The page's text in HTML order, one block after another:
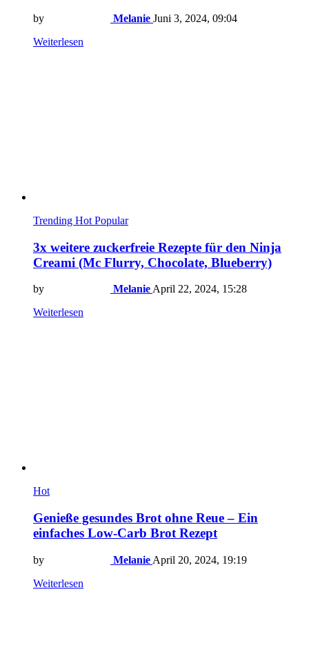
by Melanie Juni 3, 2024, 09:04
Weiterlesen
Trending Hot Popular
3x weitere zuckerfreie Rezepte für den Ninja
Creami (Mc Flurry, Chocolate, Blueberry)
by Melanie April 22, 2024, 15:28
Weiterlesen
Hot
Genieße gesundes Brot ohne Reue – Ein
einfaches Low-Carb Brot Rezept
by Melanie April 20, 2024, 19:19
Weiterlesen